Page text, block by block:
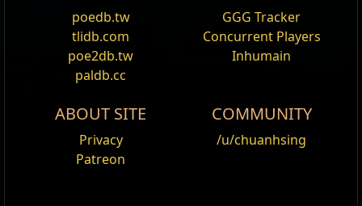
poedb.tw
tlidb.com
poe2db.tw
paldb.cc
GGG Tracker
Concurrent Players
Inhumain
ABOUT SITE
Privacy
Patreon
COMMUNITY
/u/chuanhsing